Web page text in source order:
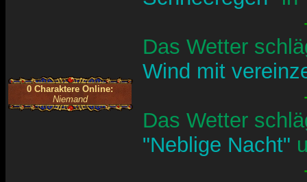
Das Wetter
Wind mit
Das Wetter
"Neblige Nacht"
0 Charaktere Online:
Niemand